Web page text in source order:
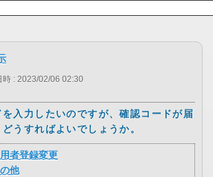
時 : 2023/02/06 02:30
入力したいのですが、確認コードが届
うすればよいでしょうか。
者登録変更
他